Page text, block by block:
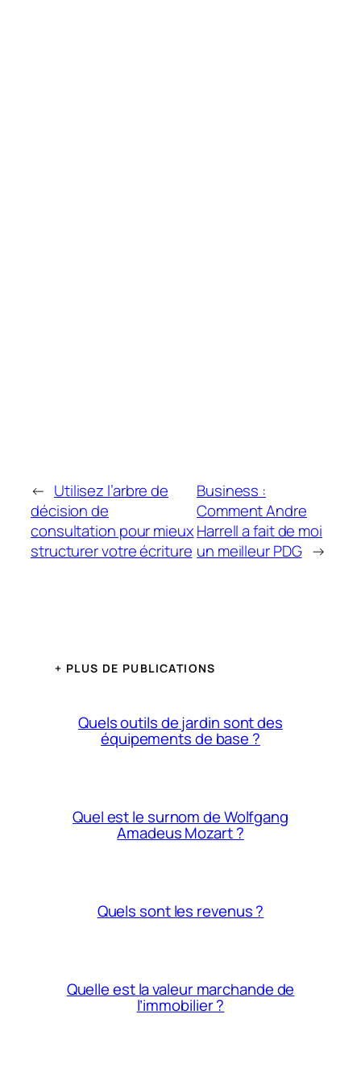
← Utilisez l’arbre de
décision de
consultation pour mieux
structurer votre écriture
Business :
Comment Andre
Harrell a fait de moi
un meilleur PDG →
+ PLUS DE PUBLICATIONS
Quels outils de jardin sont des
équipements de base ?
Quel est le surnom de Wolfgang
Amadeus Mozart ?
Quels sont les revenus ?
Quelle est la valeur marchande de
l’immobilier ?